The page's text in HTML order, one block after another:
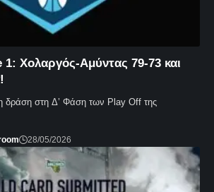
1: Χολαργός-Αμύντας 79-73 και
δράση στη Δ’ Φάση των Play Off της
28/05/2026